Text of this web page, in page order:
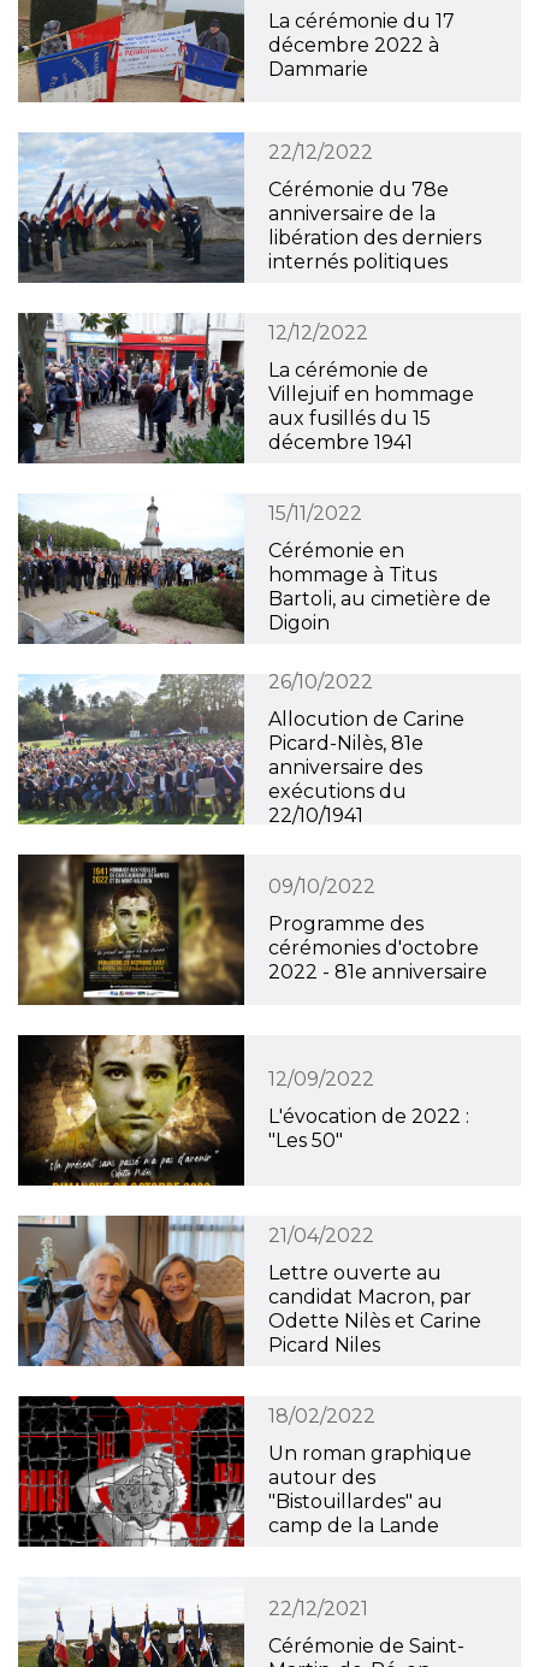
La cérémonie du 17
décembre 2022 à
Dammarie
22/12/2022
Cérémonie du 78e
anniversaire de la
libération des derniers
internés politiques
12/12/2022
La cérémonie de
Villejuif en hommage
aux fusillés du 15
décembre 1941
15/11/2022
Cérémonie en
hommage à Titus
Bartoli, au cimetière de
Digoin
26/10/2022
Allocution de Carine
Picard-Nilès, 81e
anniversaire des
exécutions du
22/10/1941
09/10/2022
Programme des
cérémonies d'octobre
2022 - 81e anniversaire
12/09/2022
L'évocation de 2022 :
"Les 50"
21/04/2022
Lettre ouverte au
candidat Macron, par
Odette Nilès et Carine
Picard Niles
18/02/2022
Un roman graphique
autour des
"Bistouillardes" au
camp de la Lande
22/12/2021
Cérémonie de Saint-